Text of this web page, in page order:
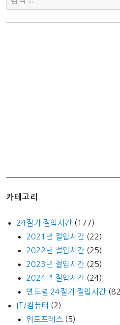
색:
카테고리
24절기 절입시간 (177)
2021년 절입시간 (22)
2022년 절입시간 (25)
2023년 절입시간 (25)
2024년 절입시간 (24)
연도별 24절기 절입시간
IT/컴퓨터 (2)
워드프레스 (5)